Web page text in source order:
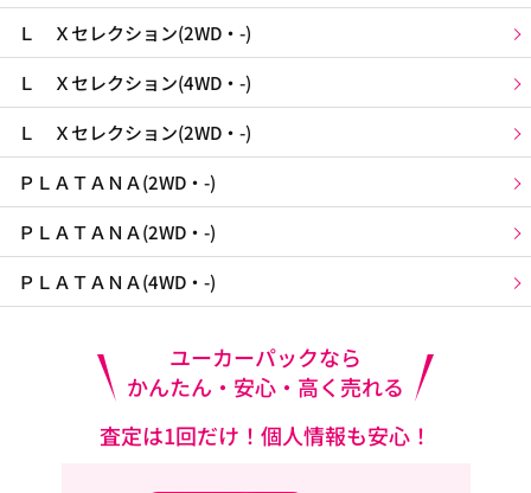
Ｌ Ｘセレクション(2WD・-)
Ｌ Ｘセレクション(4WD・-)
Ｌ Ｘセレクション(2WD・-)
ＰＬＡＴＡＮＡ(2WD・-)
ＰＬＡＴＡＮＡ(2WD・-)
ＰＬＡＴＡＮＡ(4WD・-)
ユーカーパックなら
かんたん・安心・高く売れる
査定は1回だけ！個人情報も安心！